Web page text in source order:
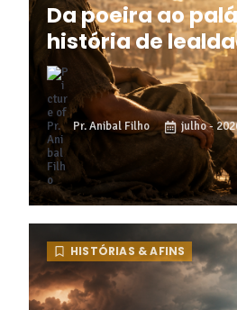
Da poeira ao
história de
Pr. Anibal Filho julho -
HISTÓRIAS & AFINS